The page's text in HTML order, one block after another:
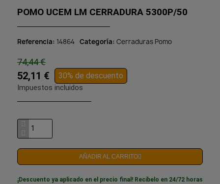
POMO UCEM LM CERRADURA 5300P/50
Referencia 14864 Categoría Cerraduras Pomo
74,44 €
52,11 € 30% de descuento
Impuestos incluidos
AÑADIR AL CARRITO
¡Descuento ya aplicado en el precio final! Recíbelo en 24/72 horas